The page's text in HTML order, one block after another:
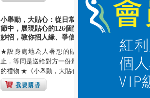
小舉動，大貼心：從日常小細
節中，展現貼心的126個體貼
妙招，教你招人緣、爭信任
★設身處地為人著想的貼心舉
止，等同是送給對方一份最美好
的禮物 ★《小舉動，大貼心》...